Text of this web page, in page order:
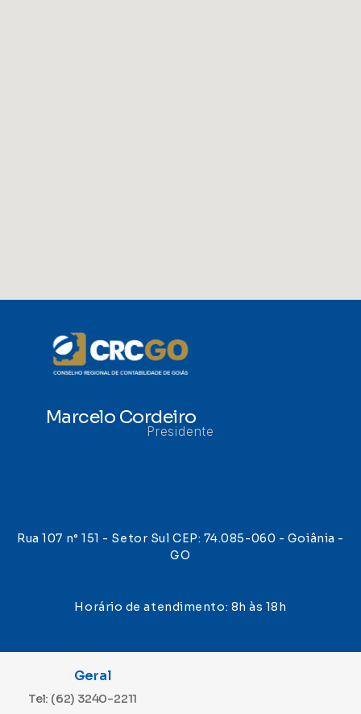
Marcelo Cordeiro
Presidente
Rua 107 n° 151 - Setor Sul CEP: 74.085-060 - Goiânia -
GO
Horário de atendimento: 8h às 18h
Geral
Tel: (62) 3240-2211